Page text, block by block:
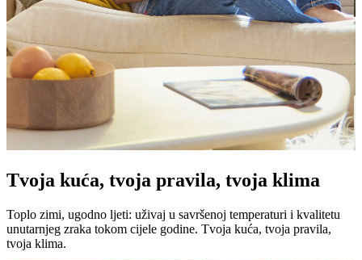
Tvoja kuća, tvoja pravila, tvoja klima
Toplo zimi, ugodno ljeti: uživaj u savršenoj temperaturi i kvalitetu
unutarnjeg zraka tokom cijele godine. Tvoja kuća, tvoja pravila,
tvoja klima.